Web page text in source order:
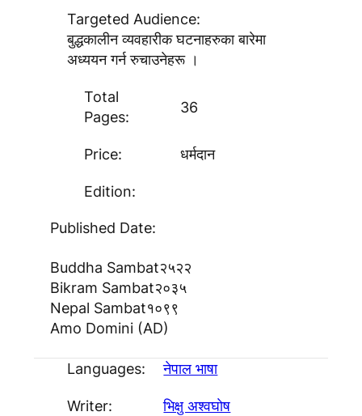
Targeted Audience:
बुद्धकालीन व्यवहारीक घटनाहरुका बारेमा
अध्ययन गर्न रुचाउनेहरू ।
Total
Pages:
36
Price: धर्मदान
Edition:
Published Date:
Buddha Sambat२५२२
Bikram Sambat२०३५
Nepal Sambat१०९९
Amo Domini (AD)
Languages: नेपाल भाषा
Writer: भिक्षु अश्वघाेष